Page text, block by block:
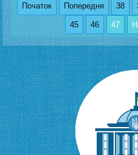
Початок Попередня 38
45 46 47